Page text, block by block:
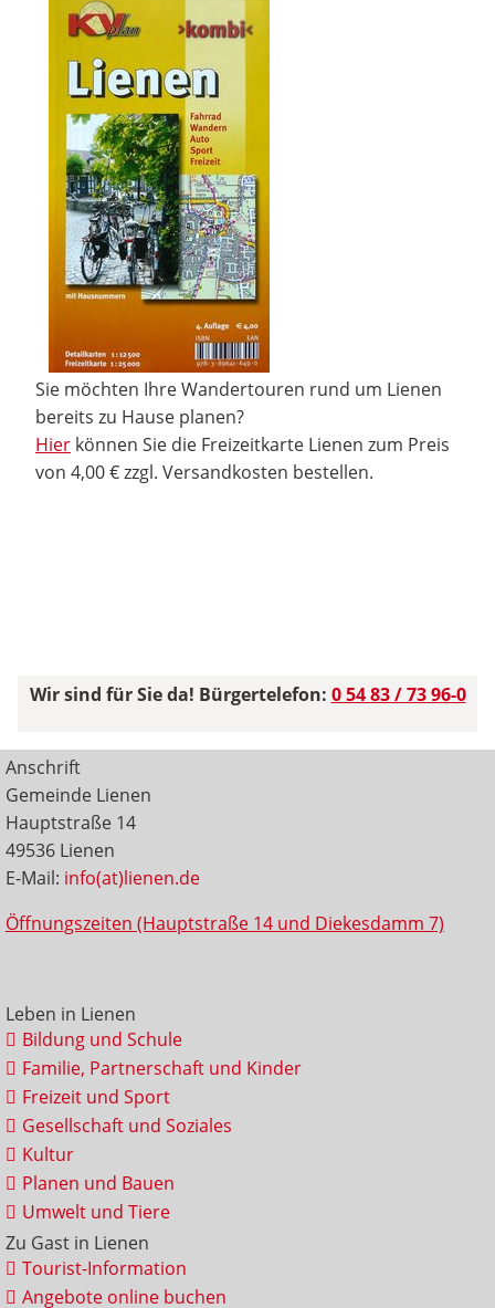
Sie möchten Ihre Wandertouren rund um Lienen
bereits zu Hause planen?
Hier können Sie die Freizeitkarte Lienen zum Preis
von 4,00 € zzgl. Versandkosten bestellen.
Wir sind für Sie da! Bürgertelefon: 0 54 83 / 73 96-0
Anschrift
Gemeinde Lienen
Hauptstraße 14
49536 Lienen
E-Mail: info(at)lienen.de
Öffnungszeiten (Hauptstraße 14 und Diekesdamm 7)
Leben in Lienen
Bildung und Schule
Familie, Partnerschaft und Kinder
Freizeit und Sport
Gesellschaft und Soziales
Kultur
Planen und Bauen
Umwelt und Tiere
Zu Gast in Lienen
Tourist-Information
Angebote online buchen